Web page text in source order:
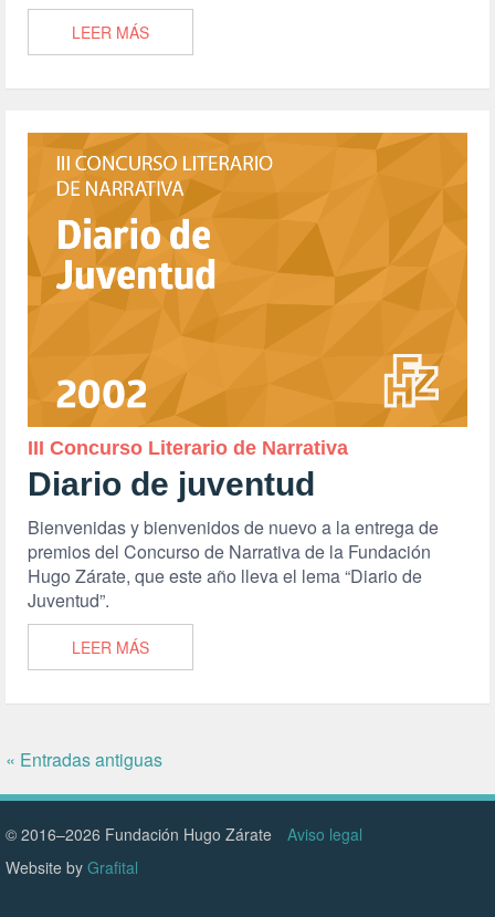
LEER MÁS
III Concurso Literario de Narrativa
Diario de juventud
Bienvenidas y bienvenidos de nuevo a la entrega de
premios del Concurso de Narrativa de la Fundación
Hugo Zárate, que este año lleva el lema “Diario de
Juventud”.
LEER MÁS
« Entradas antiguas
© 2016–2026 Fundación Hugo Zárate
Aviso legal
Website by Grafital